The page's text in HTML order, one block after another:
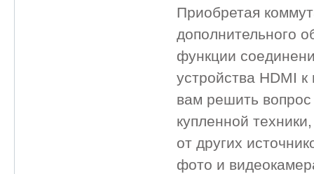
Приобретая
дополнительного
функции
устройства HDMI
вам решить
купленной
от других
фото и